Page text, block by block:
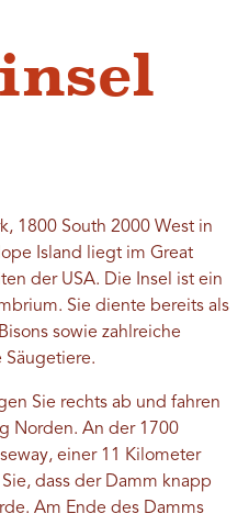
1800 South 2000 West in
Island liegt im Great
der USA. Die Insel ist ein
Sie diente bereits als
sowie zahlreiche
Säugetiere.
Sie rechts ab und fahren
Norden. An der 1700
einer 11 Kilometer
dass der Damm knapp
Am Ende des Damms